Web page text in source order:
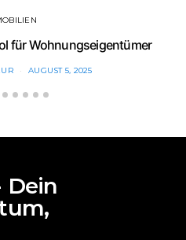
für Wohnungseigentümer
AUGUST 5, 2025
Dein